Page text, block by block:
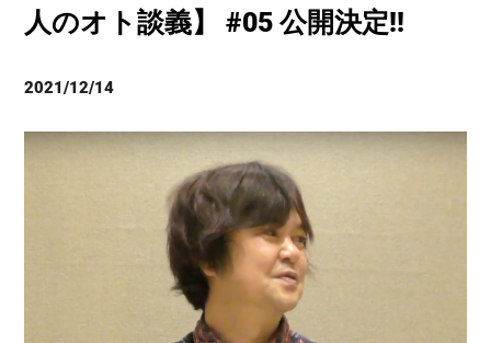
人のオト談義】 #05 公開決定!!
2021/12/14